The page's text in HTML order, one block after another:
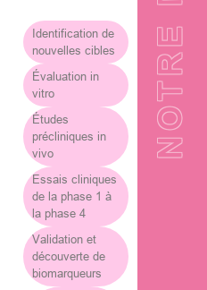
Identification de
nouvelles cibles
Évaluation in
vitro
Études
précliniques in
vivo
Essais cliniques
de la phase 1 à
la phase 4
Validation et
découverte de
biomarqueurs